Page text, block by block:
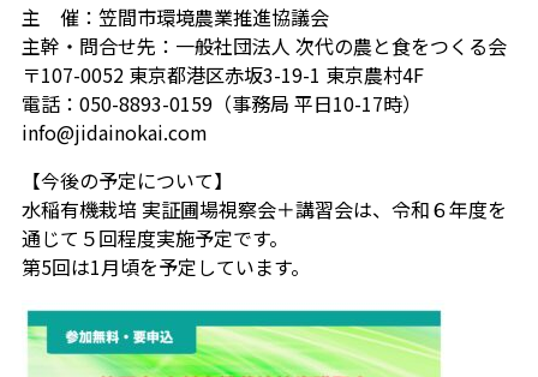
主 催：笠間市環境農業推進協議会
主幹・問合せ先：一般社団法人 次代の農と食をつくる会
〒107-0052 東京都港区赤坂3-19-1 東京農村4F
電話：050-8893-0159（事務局 平日10-17時）
info@jidainokai.com
【今後の予定について】
水稲有機栽培 実証圃場視察会＋講習会は、令和６年度を
通じて５回程度実施予定です。
第5回は1月頃を予定しています。